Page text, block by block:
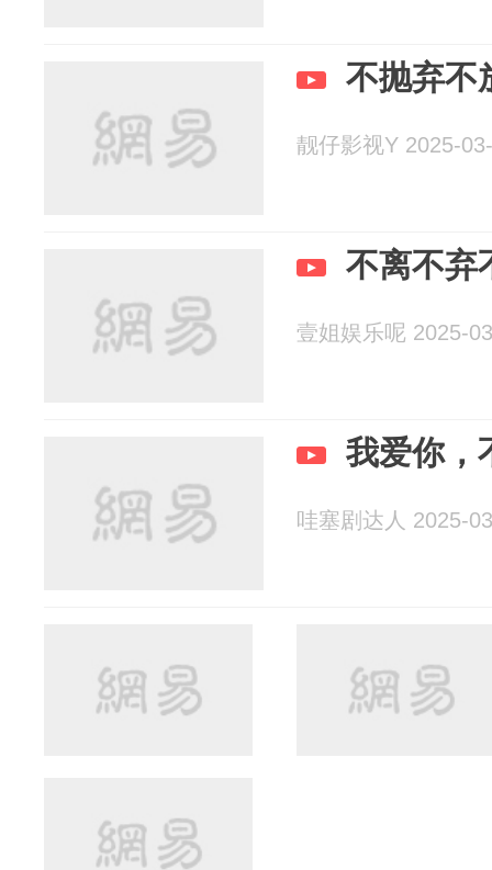
不抛弃不
靓仔影视Y 2025-
不离不弃
壹姐娱乐呢 2025-
我爱你，
哇塞剧达人 2025-